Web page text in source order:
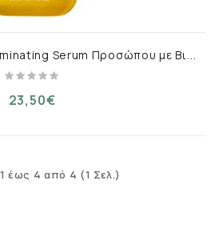
E
qqualberry Vitamin Illuminating Serum Προσώπου με Βιταμίνη C & Νιασιναμίδη για Πανάδες & Ατέλειες 30ml
23,50€
έως 4 από 4 (1 Σελ.)